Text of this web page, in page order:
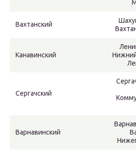
Вахтанский
Канавинский
Сергачский
Варнавинский